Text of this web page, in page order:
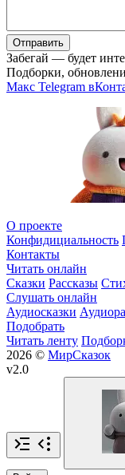
Отправить
Забегай — будет
Подборки,
Макс Telegram
О проекте
Конфидициальность
Контакты
Читать онлайн
Сказки Рассказы
Слушать онлайн
Аудиосказки
Подобрать
Читать ленту
2026 © МирСказок
v2.0